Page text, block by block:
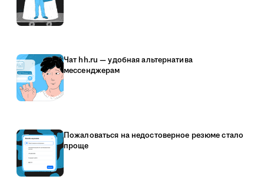
Чат hh.ru — удобная альтернатива
мессенджерам
Пожаловаться на недостоверное резюме стало
проще